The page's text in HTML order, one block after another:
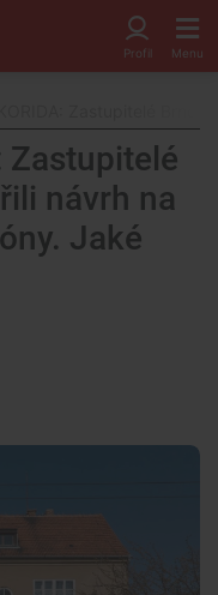
Zastupitelé
návrh na
Jaké